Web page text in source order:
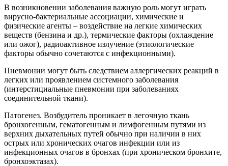
В возникновении заболевания важную роль могут играть
вирусно-бактериальные ассоциации, химические и
физические агенты – воздействие на легкие химических
веществ (бензина и др.), термические факторы (охлаждение
или ожог), радиоактивное излучение (этиологические
факторы обычно сочетаются с инфекционными).
Пневмонии могут быть следствием аллергических реакций в
легких или проявлением системного заболевания
(интерстициальные пневмонии при заболеваниях
соединительной ткани).
Патогенез. Возбудитель проникает в легочную ткань
бронхогенным, гематогенным и лимфогенным путями из
верхних дыхательных путей обычно при наличии в них
острых или хронических очагов инфекции или из
инфекционных очагов в бронхах (при хроническом бронхите,
бронхоэктазах).